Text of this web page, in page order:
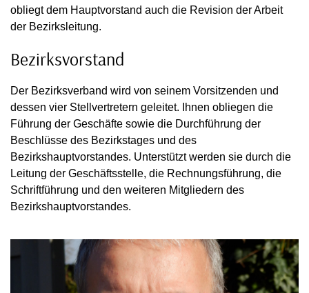
obliegt dem Hauptvorstand auch die Revision der Arbeit
der Bezirksleitung.
Bezirksvorstand
Der Bezirksverband wird von seinem Vorsitzenden und
dessen vier Stellvertretern geleitet. Ihnen obliegen die
Führung der Geschäfte sowie die Durchführung der
Beschlüsse des Bezirkstages und des
Bezirkshauptvorstandes. Unterstützt werden sie durch die
Leitung der Geschäftsstelle, die Rechnungsführung, die
Schriftführung und den weiteren Mitgliedern des
Bezirkshauptvorstandes.